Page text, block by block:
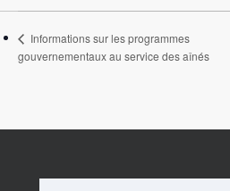
Informations sur les programmes
gouvernementaux au service des aînés